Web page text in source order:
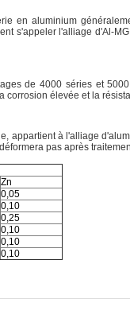
en aluminium
s'appeler l'alliage d'Al-
de 4000 séries et
élevée et la
appartient à l'alliage
pas après
Zn
0,05
0,10
0,25
0,10
0,10
0,10